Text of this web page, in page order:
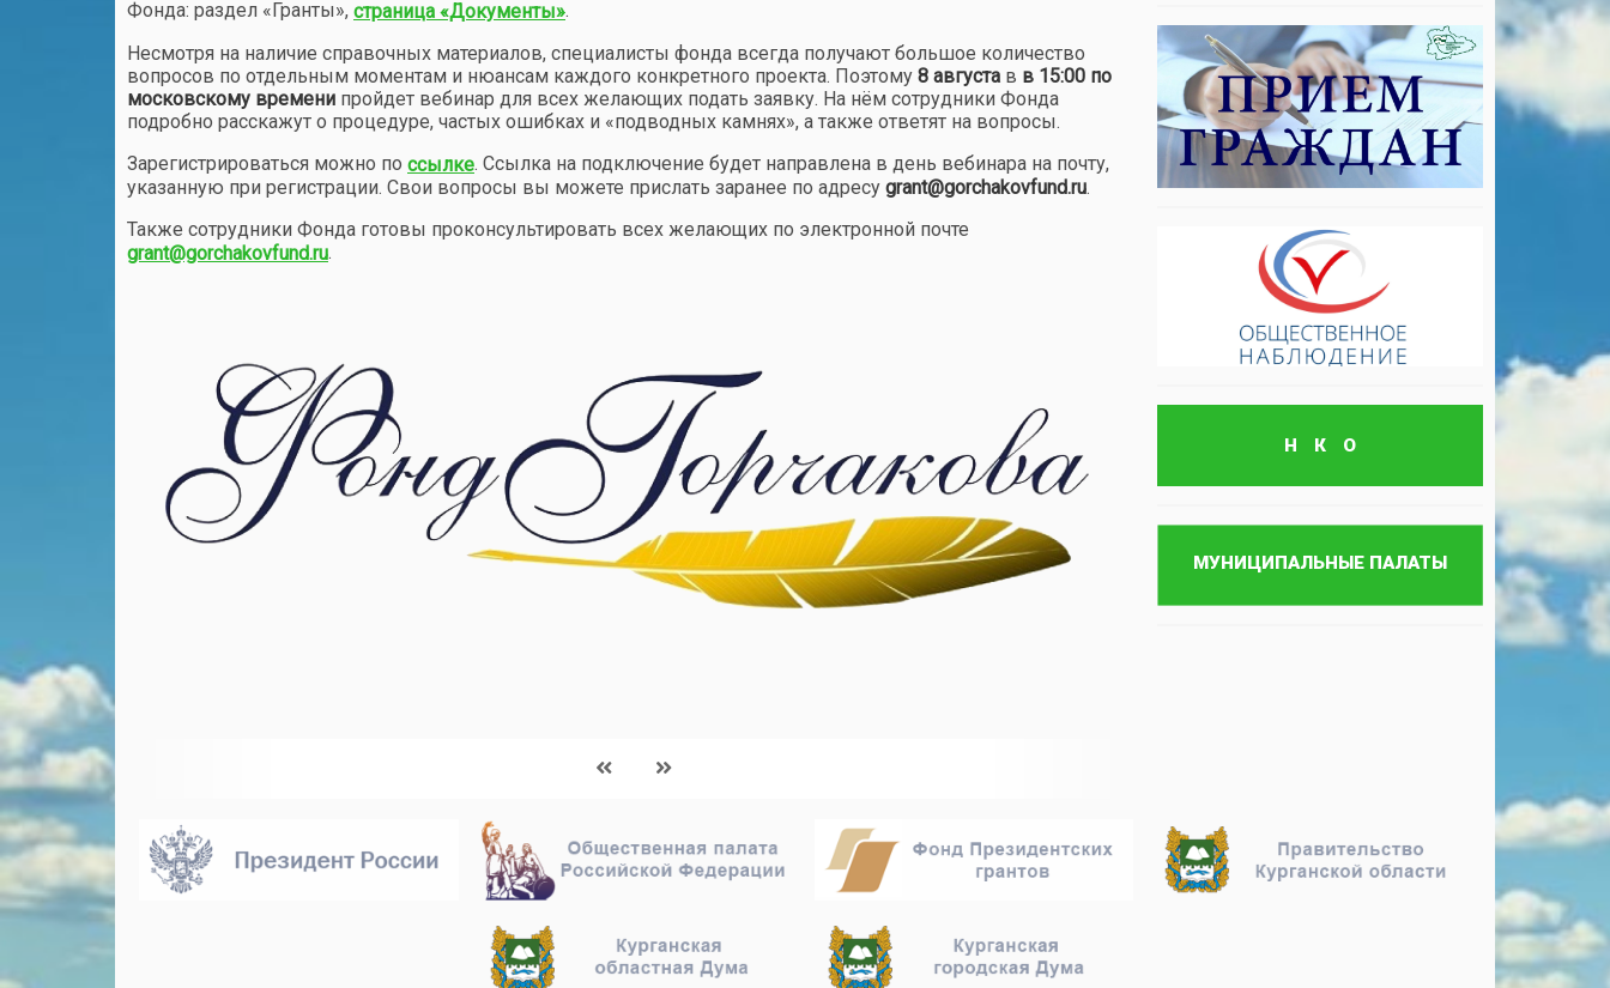
Фонда: раздел «Гранты», страница «Документы».
Несмотря на наличие справочных материалов, специалисты фонда всегда получают большое количество
вопросов по отдельным моментам и нюансам каждого конкретного проекта. Поэтому 8 августа в в 15:00 по
московскому времени пройдет вебинар для всех желающих подать заявку. На нём сотрудники Фонда
подробно расскажут о процедуре, частых ошибках и «подводных камнях», а также ответят на вопросы.
Зарегистрироваться можно по ссылке. Ссылка на подключение будет направлена в день вебинара на почту,
указанную при регистрации. Свои вопросы вы можете прислать заранее по адресу grant@gorchakovfund.ru.
Также сотрудники Фонда готовы проконсультировать всех желающих по электронной почте
grant@gorchakovfund.ru.